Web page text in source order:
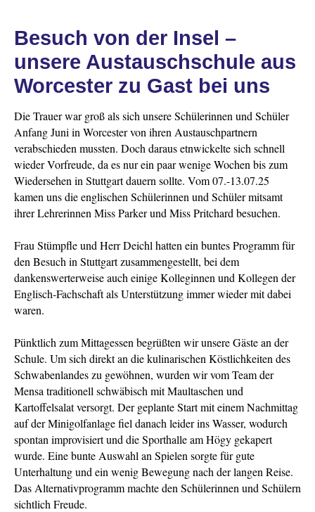
Besuch von der Insel –
unsere Austauschschule aus
Worcester zu Gast bei uns
Die Trauer war groß als sich unsere Schülerinnen und Schüler
Anfang Juni in Worcester von ihren Austauschpartnern
verabschieden mussten. Doch daraus etnwickelte sich schnell
wieder Vorfreude, da es nur ein paar wenige Wochen bis zum
Wiedersehen in Stuttgart dauern sollte. Vom 07.-13.07.25
kamen uns die englischen Schülerinnen und Schüler mitsamt
ihrer Lehrerinnen Miss Parker und Miss Pritchard besuchen.
Frau Stümpfle und Herr Deichl hatten ein buntes Programm für
den Besuch in Stuttgart zusammengestellt, bei dem
dankenswerterweise auch einige Kolleginnen und Kollegen der
Englisch-Fachschaft als Unterstützung immer wieder mit dabei
waren.
Pünktlich zum Mittagessen begrüßten wir unsere Gäste an der
Schule. Um sich direkt an die kulinarischen Köstlichkeiten des
Schwabenlandes zu gewöhnen, wurden wir vom Team der
Mensa traditionell schwäbisch mit Maultaschen und
Kartoffelsalat versorgt. Der geplante Start mit einem Nachmittag
auf der Minigolfanlage fiel danach leider ins Wasser, wodurch
spontan improvisiert und die Sporthalle am Högy gekapert
wurde. Eine bunte Auswahl an Spielen sorgte für gute
Unterhaltung und ein wenig Bewegung nach der langen Reise.
Das Alternativprogramm machte den Schülerinnen und Schülern
sichtlich Freude.